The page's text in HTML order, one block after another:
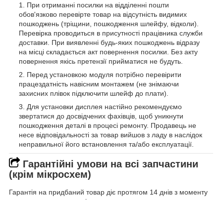
При отриманні посилки на відділенні пошти
обов'язково перевірте товар на відсутність видимих
пошкоджень (тріщини, пошкодження шлейфу, відколи).
Перевірка проводиться в присутності працівника служби
доставки. При виявленні будь-яких пошкоджень відразу
на місці складається акт повернення посилки. Без акту
повернення якісь претензії прийматися не будуть.
Перед установкою модуля потрібно перевірити
працездатність навісним монтажем (не знімаючи
захисних плівок підключити шлейф до плати).
Для установки дисплея настійно рекомендуємо
звертатися до досвідчених фахівців, щоб уникнути
пошкодження деталі в процесі ремонту. Продавець не
несе відповідальності за товар вийшов з ладу в наслідок
неправильної його встановлення та/або експлуатації.
Гарантійні умови на всі запчастини
(крім мікросхем)
Гарантія на придбаний товар діє протягом 14 днів з моменту